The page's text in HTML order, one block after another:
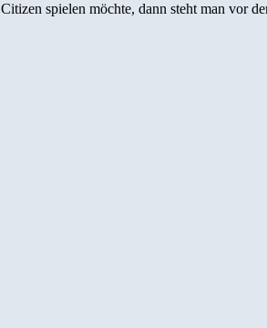
spielen möchte, dann steht man vor